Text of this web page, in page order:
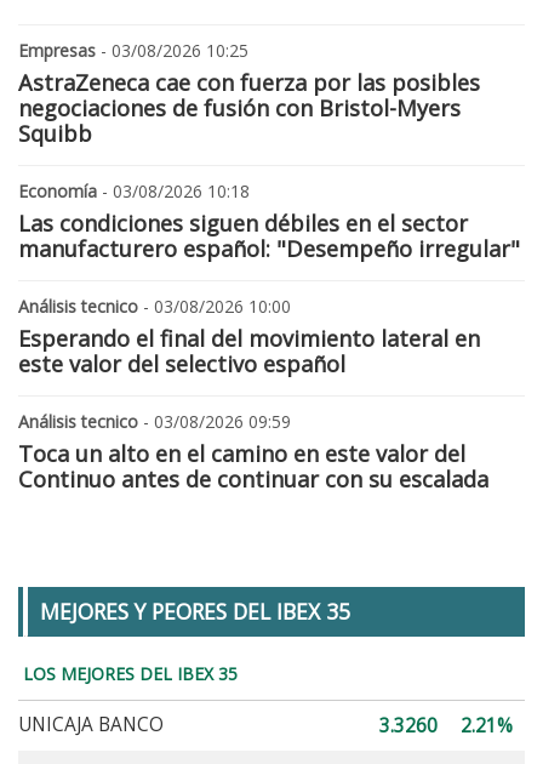
Empresas - 03/08/2026 10:25
AstraZeneca cae con fuerza por las posibles
negociaciones de fusión con Bristol-Myers
Squibb
Economía - 03/08/2026 10:18
Las condiciones siguen débiles en el sector
manufacturero español: "Desempeño irregular"
Análisis tecnico - 03/08/2026 10:00
Esperando el final del movimiento lateral en
este valor del selectivo español
Análisis tecnico - 03/08/2026 09:59
Toca un alto en el camino en este valor del
Continuo antes de continuar con su escalada
MEJORES Y PEORES DEL IBEX 35
LOS MEJORES DEL IBEX 35
UNICAJA BANCO 3.3260
2.21%